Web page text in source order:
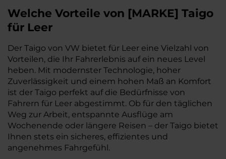
Welche Vorteile von [MARKE] Taigo
für Leer
Der Taigo von VW bietet für Leer eine Vielzahl von
Vorteilen, die Ihr Fahrerlebnis auf ein neues Level
heben. Mit modernster Technologie, hoher
Zuverlässigkeit und einem hohen Maß an Komfort
ist der Taigo perfekt auf die Bedürfnisse von
Fahrern für Leer abgestimmt. Ob für den täglichen
Weg zur Arbeit, entspannte Ausflüge am
Wochenende oder längere Reisen – der Taigo bietet
Ihnen stets ein sicheres, effizientes und
angenehmes Fahrgefühl.